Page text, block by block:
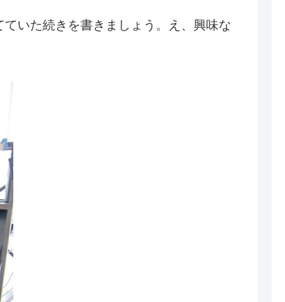
いた続きを書きましょう。え、興味な